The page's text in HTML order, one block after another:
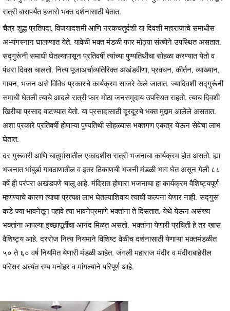
रात्री बारापर्यंत हजारो भक्त दर्शनासाठी येतात.
चैत्र शुद्ध प्रतिपदा, विजयादशमी आणि नरकचतुर्दशी या दिवशी महाराजांचे समाधीस
अभ्यंगस्नान घालण्यात येते. यावेळी भक्त मंडळी फार मोठ्या संख्येने उपस्थित असतात.
सद्गुरूंनी समाधी घेतल्यापासून प्रतिवर्षी त्यांच्या पुण्यतिथीचा सोहळा करण्यात येतो व
पंधरा दिवस चालतो. नित्य पूजाअर्चाव्यतिरिक्त अखंडवीणा, प्रवचन, कीर्तन, व्याख्यान,
गायन, भजन असे विविध प्रकारचे कार्यक्रम साजरे केले जातात. ज्यादिवशी सद्गुरूंनी
समाधी घेतली त्याचे आदले रात्री फार मोठा जनसमुदाय उपस्थित राहतो. त्याच दिवशी
खिरीचा प्रसाद वाटण्यात येतो. या प्रसादासाठी दूरदूरचे भक्त मुद्दाम आलेले असतात.
अशा प्रकारे प्रतिवर्षी होणाऱ्या पुण्यतिथी सोहळ्यास भक्तगण एकत्र येऊन सेवेचा लाभ
घेतात.
दर गुरूवारी आणि चातुर्मासातील एकादशीस रात्री भजनाचा कार्यक्रम होत असतो. ह्या
भजनात भांबुर्डा गावठाणातील व इतर ठिकाणची भजनी मंडळी भाग घेत असून गेली ८८
वर्षे ही परंपरा अखंडपणे चालू आहे. मंदिरात होणारा भजनाचा हा कार्यक्रम वैशिष्ट्यपूर्ण
म्हणण्याचे कारण त्याचा प्रत्यक्ष लाभ घेतल्याशिवाय त्याची कल्पना येणार नाही. सद्गुरूं
कडे ज्या भावनेतून पहावे त्या भावनेप्रमाणे भक्तांना ते दिसतात. येथे येऊन असंख्य
भक्तांना आपल्या इच्छापूर्तीचा आनंद मिळत असतो. भक्तांना येणारी प्रचिती हे तर खास
वैशिष्ट्य आहे. दररोज नित्य नियमाने विशिष्ट वेळीच दर्शनासाठी येणाऱ्या भक्तमंडळीत
५० ते ६० वर्ष नियमित येणारी मंडळी आहेत. जंगली महाराज मंदीर व मंदीराबाहेरील
परिसर अत्यंत रम्य मनोहर व मांगल्याने परिपूर्ण आहे.